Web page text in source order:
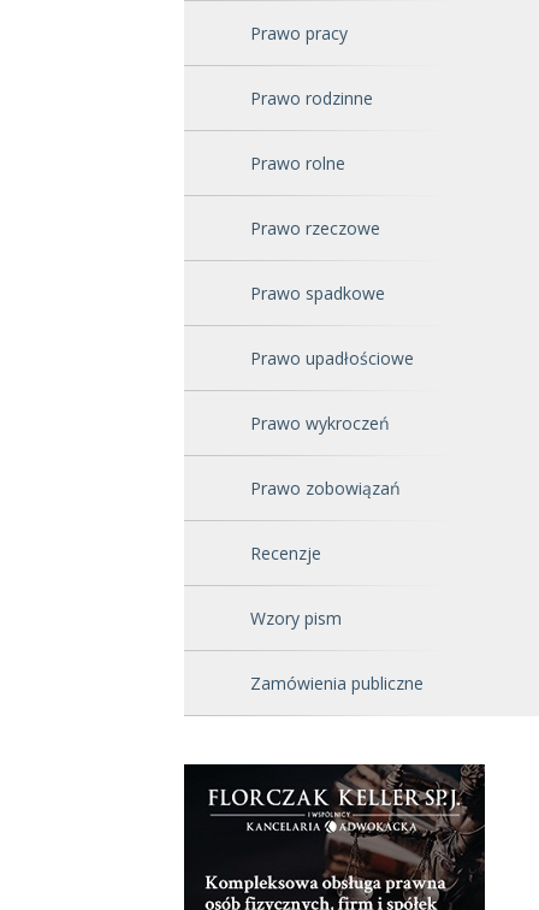
Prawo pracy
Prawo rodzinne
Prawo rolne
Prawo rzeczowe
Prawo spadkowe
Prawo upadłościowe
Prawo wykroczeń
Prawo zobowiązań
Recenzje
Wzory pism
Zamówienia publiczne